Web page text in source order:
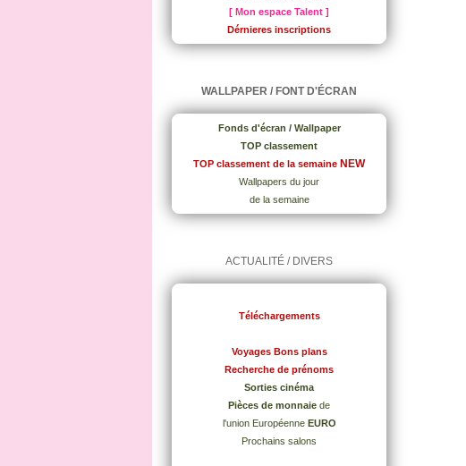
[ Mon espace Talent ]
Dérnieres inscriptions
WALLPAPER / FONT D'ÉCRAN
Fonds d'écran / Wallpaper
TOP classement
TOP classement de la semaine NEW
Wallpapers du jour
de la semaine
ACTUALITÉ / DIVERS
Téléchargements
Voyages Bons plans
Recherche de prénoms
Sorties cinéma
Pièces de monnaie de
l'union Européenne EURO
Prochains salons